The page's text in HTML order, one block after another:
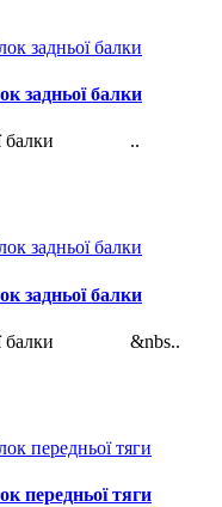
задньої балки
балки ..
задньої балки
балки &nbs..
передньої тяги